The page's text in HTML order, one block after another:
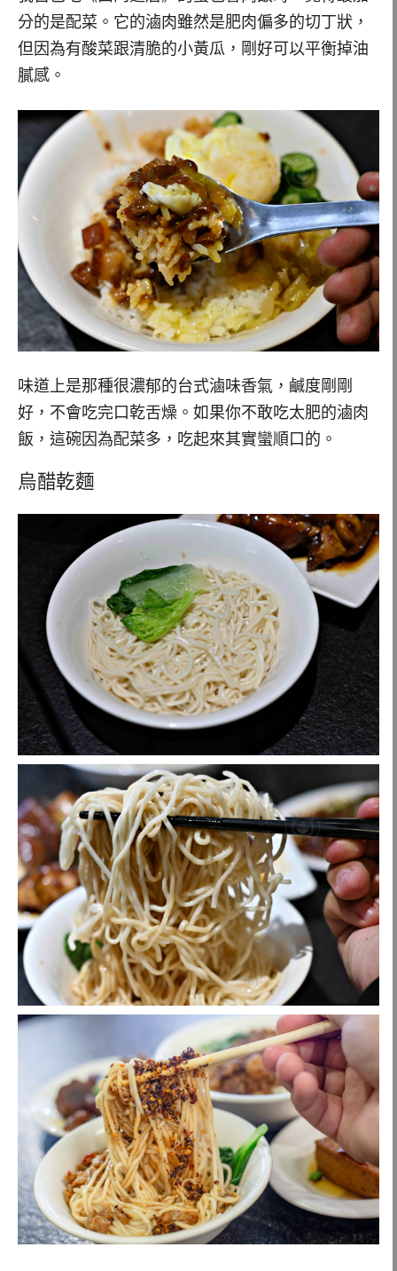
分的是配菜。它的滷肉雖然是肥肉偏多的切丁狀，
但因為有酸菜跟清脆的小黃瓜，剛好可以平衡掉油
膩感。
味道上是那種很濃郁的台式滷味香氣，鹹度剛剛
好，不會吃完口乾舌燥。如果你不敢吃太肥的滷肉
飯，這碗因為配菜多，吃起來其實蠻順口的。
烏醋乾麵